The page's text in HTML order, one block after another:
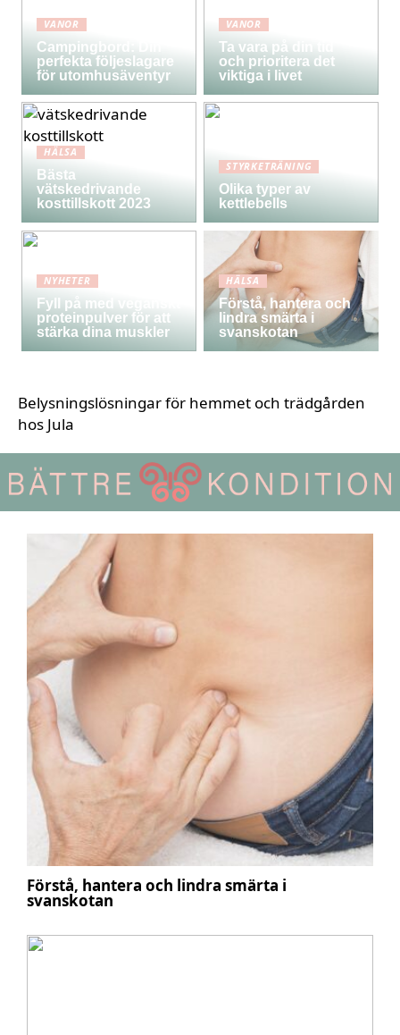
VANOR
Campingbord: Din
perfekta följeslagare
för utomhusäventyr
VANOR
Ta vara på din tid
och prioritera det
viktiga i livet
HÄLSA
Bästa
vätskedrivande
kosttillskott 2023
STYRKETRÄNING
Olika typer av
kettlebells
NYHETER
Fyll på med veganskt
proteinpulver för att
stärka dina muskler
HÄLSA
Förstå, hantera och
lindra smärta i
svanskotan
Belysningslösningar för hemmet och trädgården
hos Jula
Förstå, hantera och lindra smärta i
svanskotan